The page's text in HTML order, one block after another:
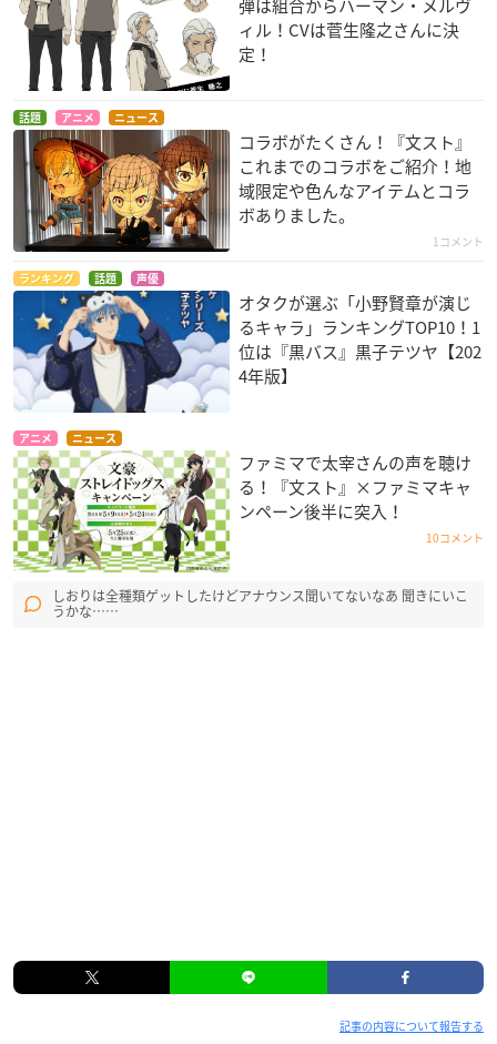
弾は組合からハーマン・メルヴ
ィル！CVは菅生隆之さんに決
定！
話題 アニメ ニュース
コラボがたくさん！『文スト』
これまでのコラボをご紹介！地
域限定や色んなアイテムとコラ
ボありました。
1コメント
ランキング 話題 声優
オタクが選ぶ「小野賢章が演じ
るキャラ」ランキングTOP10！1
位は『黒バス』黒子テツヤ【202
4年版】
アニメ ニュース
ファミマで太宰さんの声を聴け
る！『文スト』×ファミマキャ
ンペーン後半に突入！
10コメント
しおりは全種類ゲットしたけどアナウンス聞いてないなあ 聞きにいこ
うかな……
記事の内容について報告する